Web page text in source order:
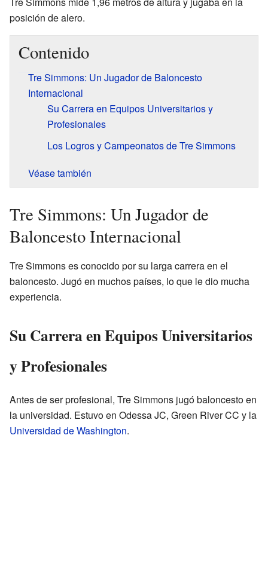
posición de alero.
Contenido
Tre Simmons: Un Jugador de Baloncesto
Internacional
Su Carrera en Equipos Universitarios y
Profesionales
Los Logros y Campeonatos de Tre Simmons
Véase también
Tre Simmons: Un Jugador de
Baloncesto Internacional
Tre Simmons es conocido por su larga carrera en el
baloncesto. Jugó en muchos países, lo que le dio mucha
experiencia.
Su Carrera en Equipos Universitarios
y Profesionales
Antes de ser profesional, Tre Simmons jugó baloncesto en
la universidad. Estuvo en Odessa JC, Green River CC y la
Universidad de Washington.